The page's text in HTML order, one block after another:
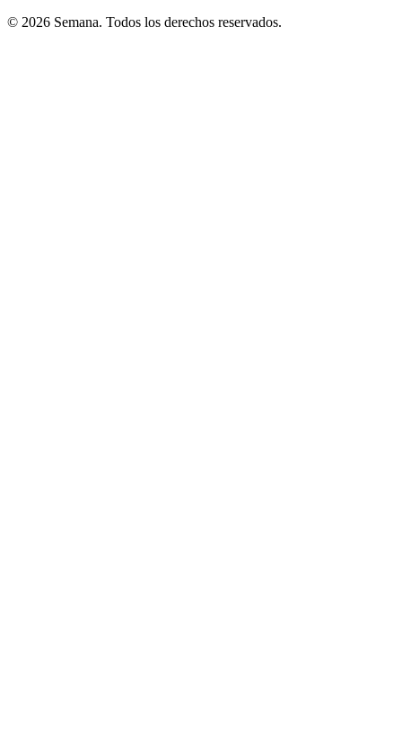
© 2026 Semana. Todos los derechos reservados.